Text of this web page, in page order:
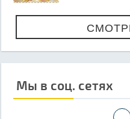
Мы в соц. сетях